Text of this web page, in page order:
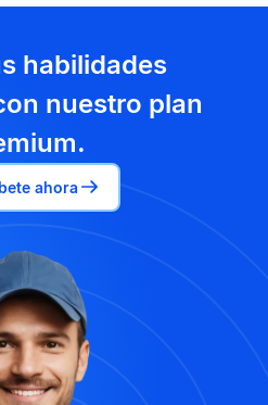
habilidades
nuestro plan
ahora